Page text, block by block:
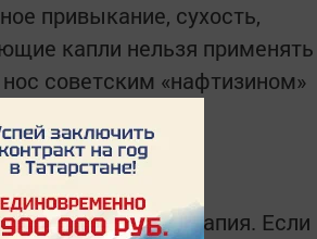
привыкание, сухость,
капли нельзя применять
советским «нафтизином»
гормональная терапия. Если